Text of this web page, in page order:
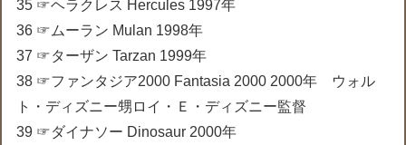
35 ☞ヘラクレス Hercules 1997年
36 ☞ムーラン Mulan 1998年
37 ☞ターザン Tarzan 1999年
38 ☞ファンタジア2000 Fantasia 2000 2000年 ウォル
ト・ディズニー甥ロイ・Ｅ・ディズニー監督
39 ☞ダイナソー Dinosaur 2000年